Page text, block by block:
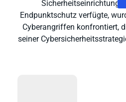
Sicherheitseinrichtung
Endpunktschutz verfügte,
Cyberangriffen konfrontiert,
seiner